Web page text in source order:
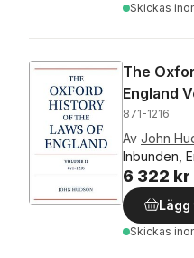
Skickas
The
England
871-1216
Av John
Inbunden,
6 322 kr
Lägg
Skickas